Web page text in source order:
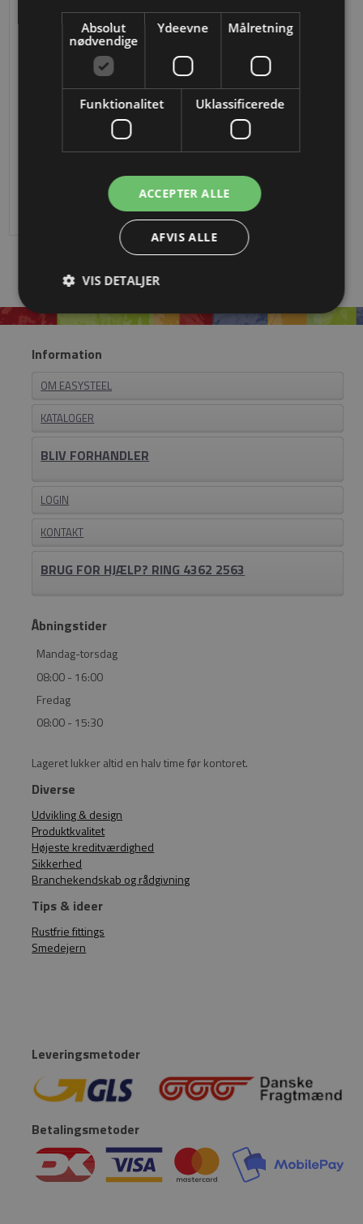
DKK 31,39
Information
OM EASYSTEEL
KATALOGER
BLIV FORHANDLER
LOGIN
KONTAKT
BRUG FOR HJÆLP? RING 4362 2563
Åbningstider
Mandag-torsdag
08:00 - 16:00
Fredag
08:00 - 15:30
Lageret lukker altid en halv time før kontoret.
Diverse
Udvikling & design
Produktkvalitet
Højeste kreditværdighed
Sikkerhed
Branchekendskab og rådgivning
Tips & ideer
Rustfrie fittings
Smedejern
Leveringsmetoder
Betalingsmetoder
Absolut
nødvendige
Ydeevne Målretning
Funktionalitet Uklassificerede
ACCEPTER ALLE
AFVIS ALLE
VIS DETALJER